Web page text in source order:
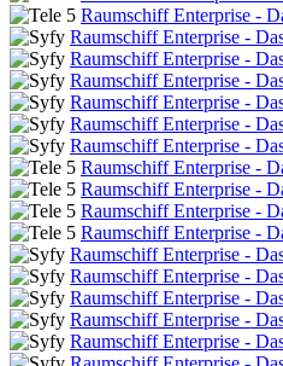
Raumschiff Enterprise -
Raumschiff Enterprise -
Raumschiff Enterprise -
Raumschiff Enterprise -
Raumschiff Enterprise -
Raumschiff Enterprise -
Raumschiff Enterprise -
Raumschiff Enterprise -
Raumschiff Enterprise -
Raumschiff Enterprise -
Raumschiff Enterprise -
Raumschiff Enterprise -
Raumschiff Enterprise -
Raumschiff Enterprise -
Raumschiff Enterprise -
Raumschiff Enterprise -